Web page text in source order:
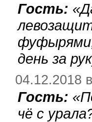
Гость: «
день за
04.12.2018
Гость: «
чё с